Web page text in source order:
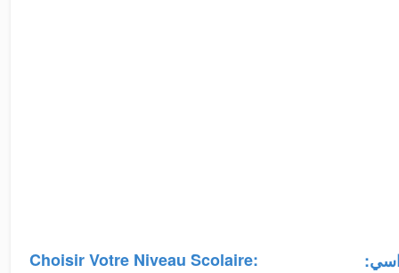
Choisir Votre Niveau Scolaire: